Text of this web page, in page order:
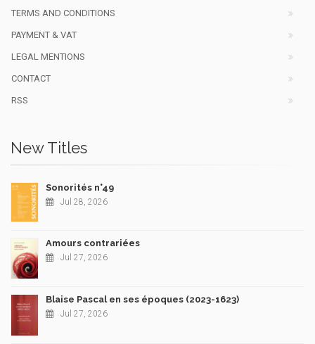
TERMS AND CONDITIONS
PAYMENT & VAT
LEGAL MENTIONS
CONTACT
RSS
New Titles
Sonorités n°49
Jul 28, 2026
Amours contrariées
Jul 27, 2026
Blaise Pascal en ses époques (2023-1623)
Jul 27, 2026